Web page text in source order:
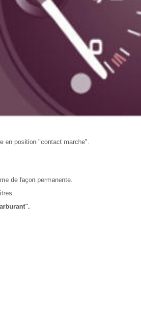
en position "contact marche".
de façon permanente.